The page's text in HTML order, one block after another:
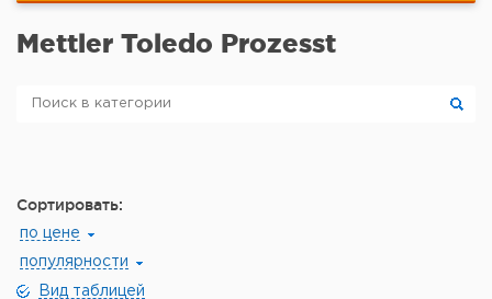
Mettler Toledo Prozesst
Сортировать:
по цене
популярности
Вид таблицей